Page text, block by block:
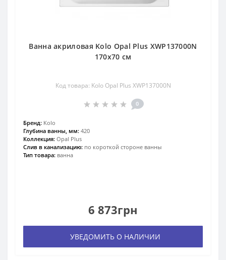
Ванна акриловая Kolo Opal Plus XWP137000N
170х70 см
Код товара: Kolo Opal Plus XWP137000N
0
Бренд: Kolo
Глубина ванны, мм: 420
Коллекция: Opal Plus
Слив в канализацию: по короткой стороне ванны
Тип товара: ванна
6 873грн
УВЕДОМИТЬ О НАЛИЧИИ